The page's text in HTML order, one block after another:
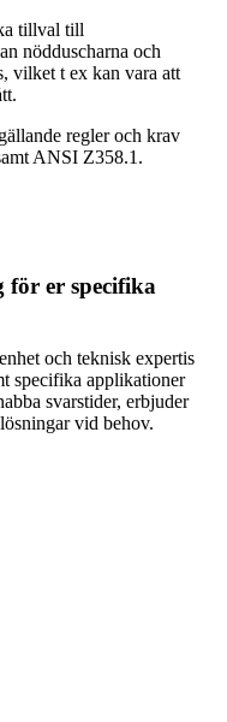
tillval till
nödduscharna och
vilket t ex kan vara att
regler och krav
ANSI Z358.1.
er specifika
och teknisk expertis
specifika applikationer
svarstider, erbjuder
vid behov.